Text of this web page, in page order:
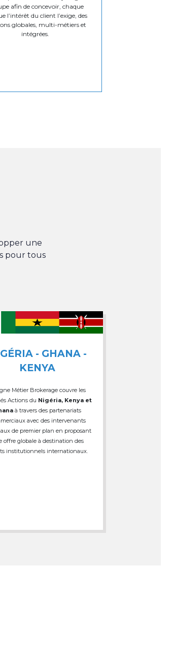
afin de concevoir, chaque
l’intérêt du client l’exige, des
globales, multi-métiers et
intégrées.
une
pour tous
- GHANA -
KENYA
Métier Brokerage couvre les
Actions du Nigéria, Kenya et
à travers des partenariats
avec des intervenants
de premier plan en proposant
offre globale à destination des
institutionnels internationaux.